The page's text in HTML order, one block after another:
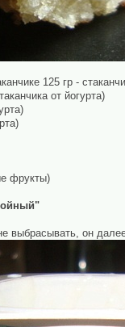
125 гр -
от йогурта)
фрукты)
выбрасывать, он